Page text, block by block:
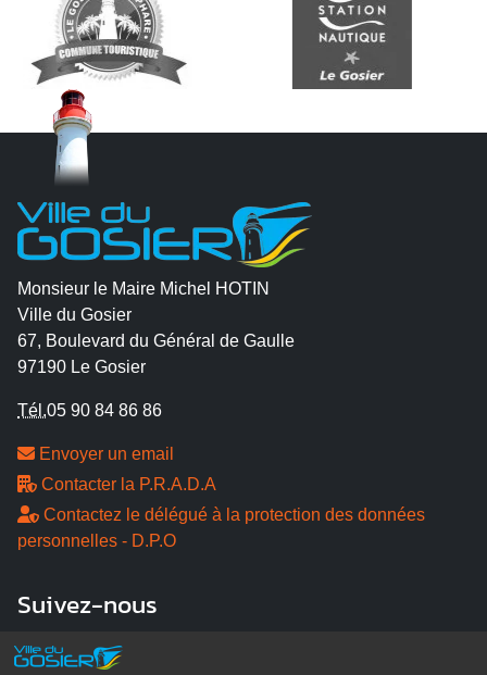
Monsieur le Maire Michel HOTIN
Ville du Gosier
67, Boulevard du Général de Gaulle
97190 Le Gosier
Tél.05 90 84 86 86
Envoyer un email
Contacter la P.R.A.D.A
Contactez le délégué à la protection des données
personnelles - D.P.O
Suivez-nous